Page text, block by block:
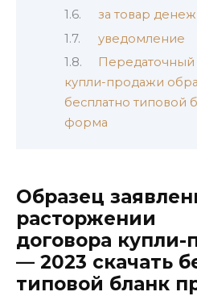
за товар
уведомление
Передаточный
купли-продажи
бесплатно типовой
форма
Образец
расторжении
договора
— 2023 скачать
типовой бланк